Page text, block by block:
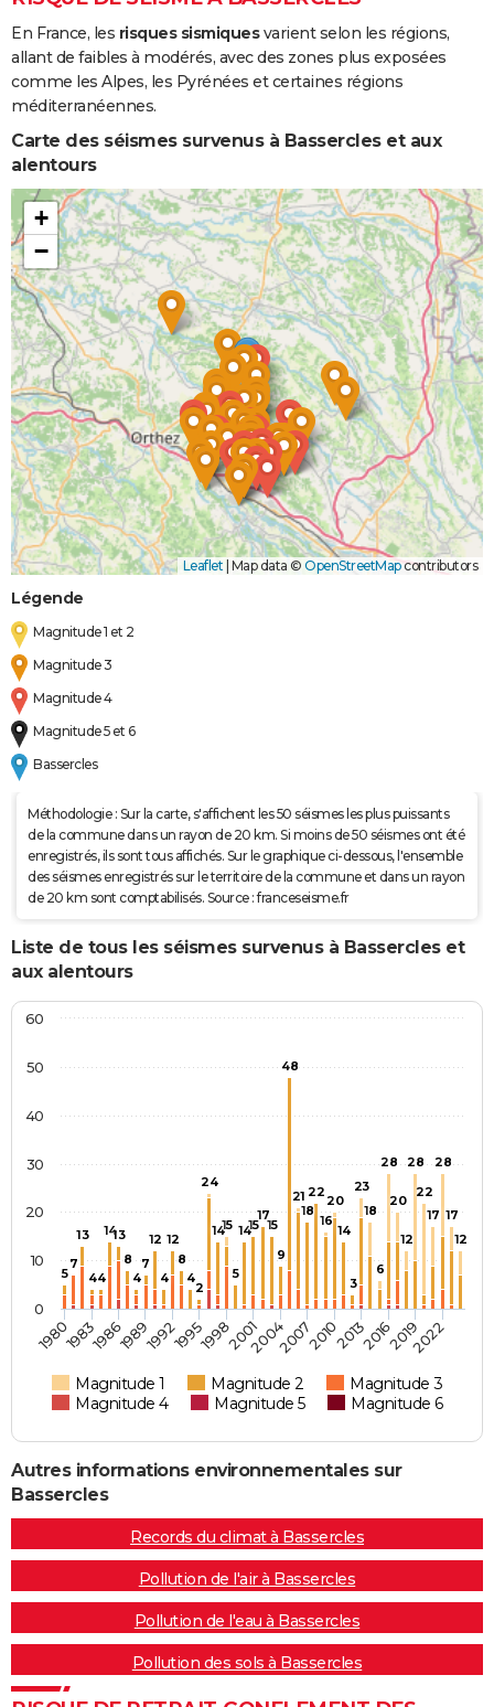
En France, les risques sismiquesvarient selon les régions,
allant de faibles à modérés, avec des zones plus exposées
comme les Alpes, les Pyrénées et certaines régions
méditerranéennes.
Carte des séismes survenus à Bassercles et aux
alentours
+
−
Leaflet | Map data © OpenStreetMapcontributors
Légende
Magnitude 1 et 2
Magnitude 3
Magnitude 4
Magnitude 5 et 6
Bassercles
Méthodologie : Sur la carte, s'affichent les 50 séismes les plus puissants
de la commune dans un rayon de 20 km. Si moins de 50 séismes ont été
enregistrés, ils sont tous affichés. Sur le graphique ci-dessous, l'ensemble
des séismes enregistrés sur le territoire de la commune et dans un rayon
de 20 km sont comptabilisés. Source : franceseisme.fr
Liste de tous les séismes survenus à Bassercles et
aux alentours
5
7
13
44
1413
8
4
7
12
4
12
8
4
2
24
1415
5
1415
17
15
9
48
21
18
22
16
20
14
3
23
18
6
28
20
12
28
22
17
28
17
12
Magnitude 1 Magnitude 2
Magnitude 3
Magnitude 4
Magnitude 5 Magnitude 6
198019831986198919921995199820012004200720102013201620192022
0
10
20
30
40
50
60
Autres informations environnementales sur
Bassercles
Records du climat à Bassercles
Pollution de l'air à Bassercles
Pollution de l'eau à Bassercles
Pollution des sols à Bassercles